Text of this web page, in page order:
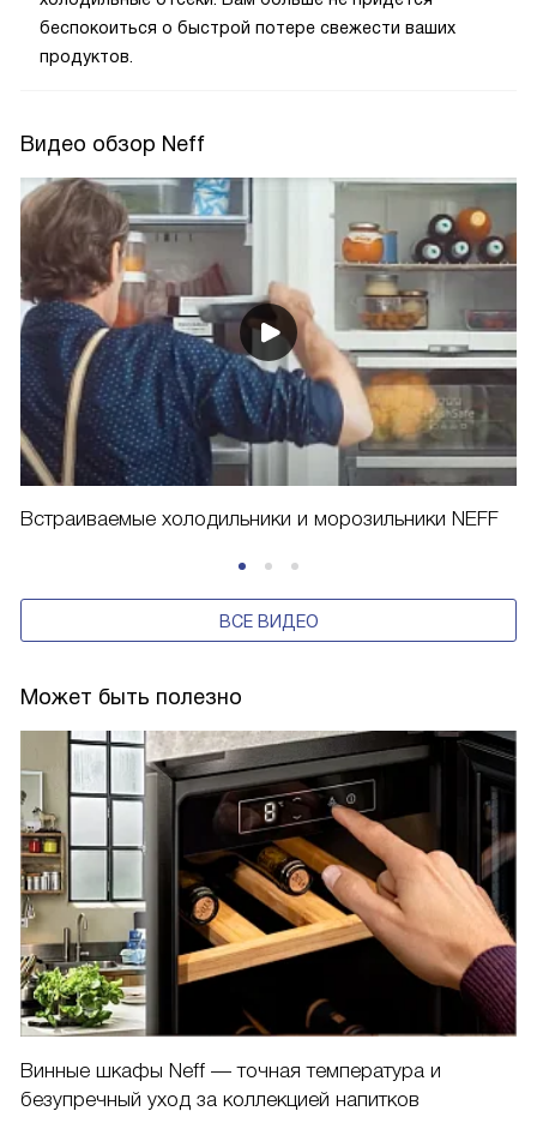
беспокоиться о быстрой потере свежести ваших
продуктов.
Видео обзор Neff
Встраиваемые холодильники и морозильники NEFF
ВСЕ ВИДЕО
Может быть полезно
Винные шкафы Neff — точная температура и
безупречный уход за коллекцией напитков